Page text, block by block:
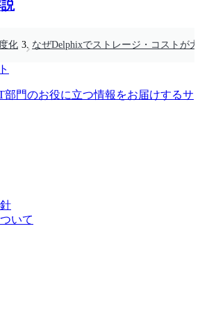
化 なぜDelphixでストレージ・コストが
部門のお役に立つ情報をお届けするサ
いて